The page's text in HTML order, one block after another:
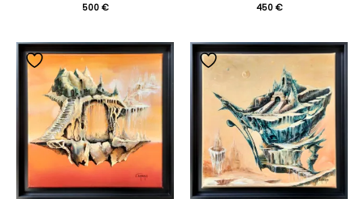
500 €
450 €